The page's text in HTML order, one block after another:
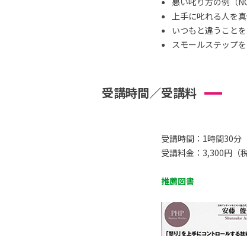
上手に叱れる人を
いつもと違うこと
スモールステップ
受講時間／受講料
受講時間：1時間30分
受講料金：3,300円（税
推薦図書